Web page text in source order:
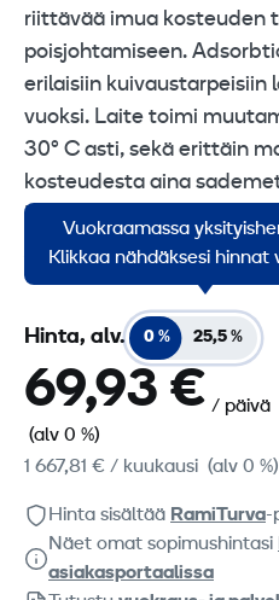
riittävää imua kosteuden
poisjohtamiseen.
erilaisiin kuivaustarpeisiin
vuoksi. Laite toimi
30° C asti, sekä erittäin
kosteudesta aina
Kuivainta voidaankin
yleiskuivaimeksi.
Vuokraamassa
Klikkaa nähdäksesi hinnat
Hinta, alv. 0 % 25,5 %
69,93 € / päivä
(alv 0 %)
1 667,81 € / kuukausi (alv 0 %)
Hinta sisältää RamiTurva-
Näet omat sopimushintasi
asiakasportaalissa